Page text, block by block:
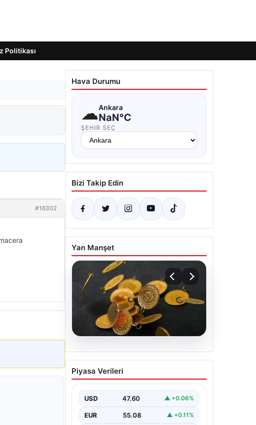
Politikası
#16302
Hava Durumu
☁Ankara
NaN°C
ŞEHIR SEÇ
Bizi Takip Edin
Yan Manşet
13 Nisan 2026 Altın
Fiyatları Güncel Durum ve
Altın piyasasında hareketlilik, son
gelişmeler ve jeopolitical riskler
Piyasa Verileri
USD 47.60 ▲ +0.06%
EUR 55.08 ▲ +0.11%